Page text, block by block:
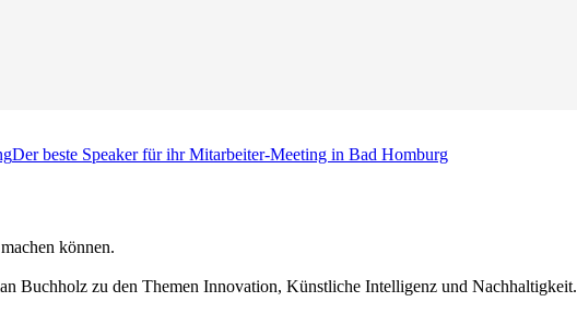
Der beste Speaker für ihr Mitarbeiter-Meeting in Bad Homburg
können.
Buchholz zu den Themen Innovation, Künstliche Intelligenz und Nachhaltigkeit.